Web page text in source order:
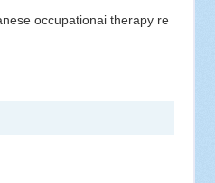
occupationai therapy re